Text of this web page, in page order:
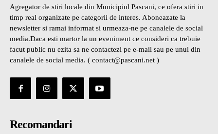
Agregator de stiri locale din Municipiul Pascani, ce ofera stiri in
timp real organizate pe categorii de interes. Aboneazate la
newsletter si ramai informat si urmeaza-ne pe canalele de social
media.Daca esti martor la un eveniment ce consideri ca trebuie
facut public nu ezita sa ne contactezi pe e-mail sau pe unul din
canalele de social media. ( contact@pascani.net )
Recomandari